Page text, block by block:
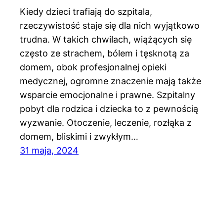
Kiedy dzieci trafiają do szpitala,
rzeczywistość staje się dla nich wyjątkowo
trudna. W takich chwilach, wiążących się
często ze strachem, bólem i tęsknotą za
domem, obok profesjonalnej opieki
medycznej, ogromne znaczenie mają także
wsparcie emocjonalne i prawne. Szpitalny
pobyt dla rodzica i dziecka to z pewnością
wyzwanie. Otoczenie, leczenie, rozłąka z
domem, bliskimi i zwykłym…
31 maja, 2024